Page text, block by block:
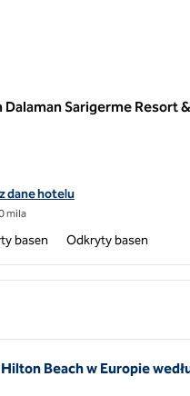
Dalaman Sarigerme Resort
szczegóły hotelu Hilton
dane hotelu
mila
basen Odkryty basen
Beach w Europie